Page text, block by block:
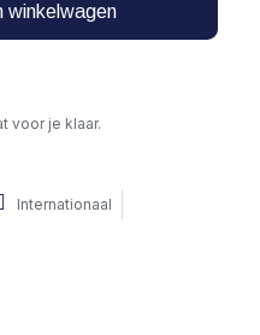
winkelwagen
voor je klaar.
Internationaal